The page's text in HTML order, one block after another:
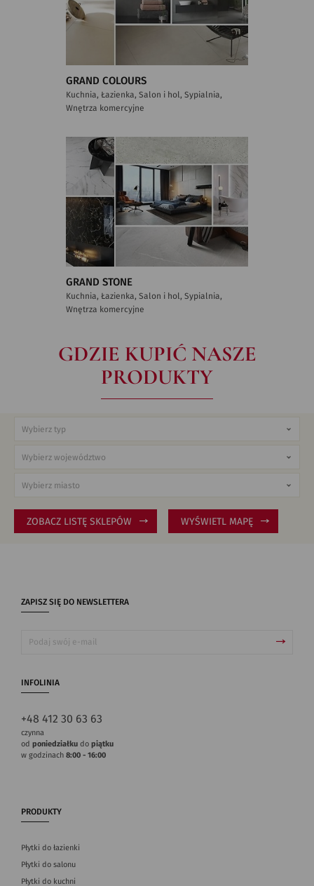
GRAND COLOURS
Kuchnia, Łazienka, Salon i hol, Sypialnia,
Wnętrza komercyjne
GRAND STONE
Kuchnia, Łazienka, Salon i hol, Sypialnia,
Wnętrza komercyjne
GDZIE KUPIĆ NASZE
PRODUKTY
ZOBACZ LISTĘ SKLEPÓW WYŚWIETL MAPĘ
ZAPISZ SIĘ DO NEWSLETTERA
INFOLINIA
+48 412 30 63 63
czynna
od poniedziałku do piątku
w godzinach 8:00 - 16:00
PRODUKTY
Płytki do łazienki
Płytki do salonu
Płytki do kuchni